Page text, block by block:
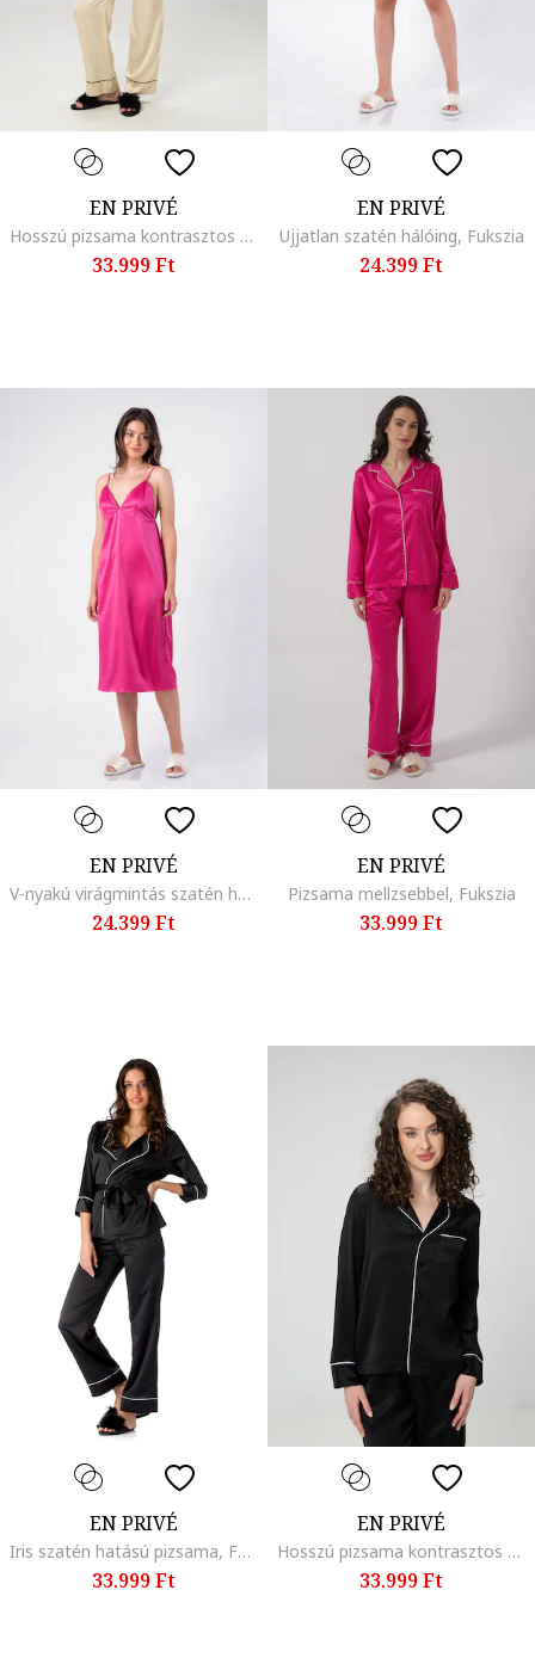
EN PRIVÉ
Hosszú pizsama kontrasztos tűzésekkel, Krémszín
33.999 Ft
EN PRIVÉ
Ujjatlan szatén hálóing, Fukszia
24.399 Ft
EN PRIVÉ
V-nyakú virágmintás szatén hálóing, Fukszia
24.399 Ft
EN PRIVÉ
Pizsama mellzsebbel, Fukszia
33.999 Ft
EN PRIVÉ
Iris szatén hatású pizsama, Fekete
33.999 Ft
EN PRIVÉ
Hosszú pizsama kontrasztos tűzésekkel, Fekete
33.999 Ft